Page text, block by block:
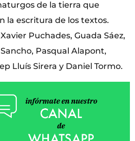
de la tierra que
la escritura de los textos.
Puchades, Guada Sáez,
Pasqual Alapont,
Lluís Sirera y Daniel Tormo.